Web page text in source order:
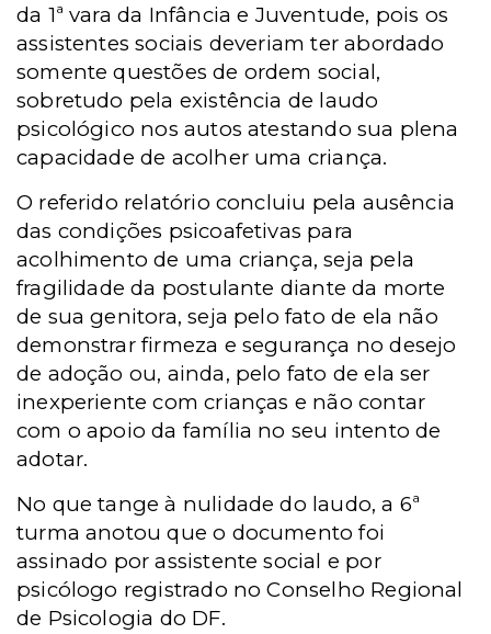
da 1ª vara da Infância e Juventude, pois os
assistentes sociais deveriam ter abordado
somente questões de ordem social,
sobretudo pela existência de laudo
psicológico nos autos atestando sua plena
capacidade de acolher uma criança.
O referido relatório concluiu pela ausência
das condições psicoafetivas para
acolhimento de uma criança, seja pela
fragilidade da postulante diante da morte
de sua genitora, seja pelo fato de ela não
demonstrar firmeza e segurança no desejo
de adoção ou, ainda, pelo fato de ela ser
inexperiente com crianças e não contar
com o apoio da família no seu intento de
adotar.
No que tange à nulidade do laudo, a 6ª
turma anotou que o documento foi
assinado por assistente social e por
psicólogo registrado no Conselho Regional
de Psicologia do DF.